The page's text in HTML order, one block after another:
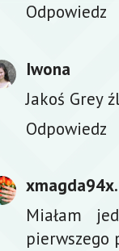
Odpowiedz
Iwona
Jakoś Grey
Odpowiedz
Miałam
pierwszego